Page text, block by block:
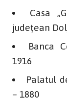
Casa
judeţean
Banca
1916
Palatul
– 1880